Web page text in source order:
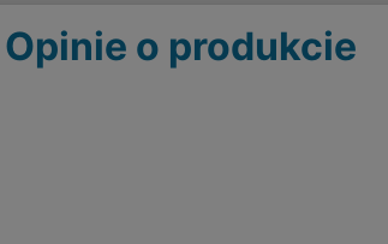
Opinie o produkcie